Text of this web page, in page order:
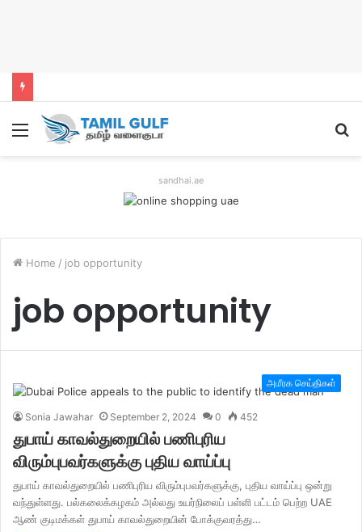
Menu
sandhai.ae
Home / job opportunity
job opportunity
அமீரக செய்திகள்
Sonia Jawahar September 2, 2024 0 452
துபாய் காவல்துறையில் பணிபுரிய
விரும்புபவர்களுக்கு புதிய வாய்ப்பு
துபாய் காவல்துறையில் பணிபுரிய விரும்புபவர்களுக்கு, புதிய வாய்ப்பு ஒன்று
வந்துள்ளது. பல்கலைக்கழகம் அல்லது உயர்நிலைப் பள்ளி பட்டம் பெற்ற UAE
ஆண் குடிமக்கள் துபாய் காவல்துறையின் போக்குவரத்து…